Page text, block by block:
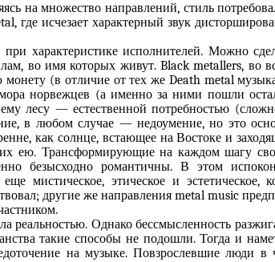
на множество направлений, стиль
исчезает характерный звук
характеристике исполнителей. Можно
во имя которых живут. Black metallers, во
(в отличие от тех же Death metal
норвежцев (а именно за ними пошли
лесу — естественной потребностью
в любом случае — недоумение, но это
как солнце, встающее на Востоке и
ею. Трансформирующие на каждом шагу
безысходно романтичны. В этом
мистическое, этическое и эстетическое,
другие же направления metal music
Однако бессмысленность
такие способы не подошли. Тогда и
на музыке. Повзрослевшие люди в